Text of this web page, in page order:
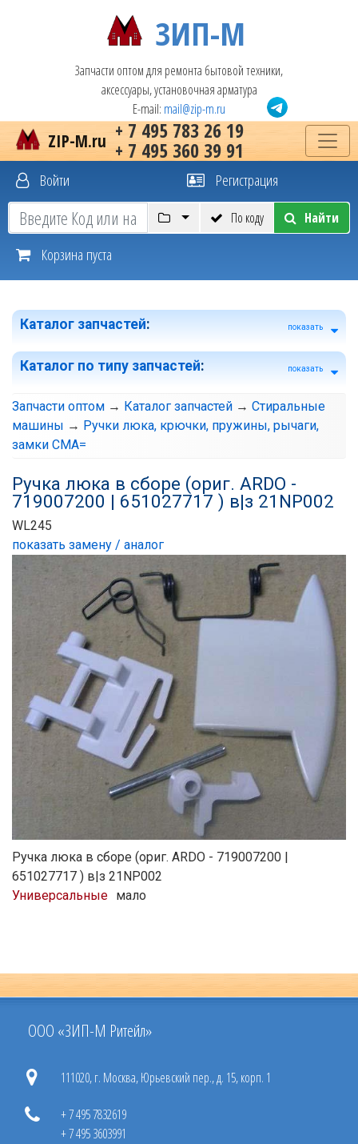
ЗИП-М
Запчасти оптом для ремонта бытовой техники,
аксессуары, установочная арматура
E-mail: mail@zip-m.ru
+ 7 495 783 26 19
+ 7 495 360 39 91
ZIP-M.ru
Войти Регистрация
По коду Найти
Корзина пуста
Каталог запчастей: показать
Каталог по типу запчастей: показать
Запчасти оптом → Каталог запчастей → Стиральные
машины → Ручки люка, крючки, пружины, рычаги,
замки СМА=
Ручка люка в сборе (ориг. ARDO -
719007200 | 651027717 ) в|з 21NP002
WL245
показать замену / аналог
Ручка люка в сборе (ориг. ARDO - 719007200 |
651027717 ) в|з 21NP002
Универсальные мало
ООО «ЗИП-М Ритейл»
111020, г. Москва, Юрьевский пер., д. 15, корп. 1
+ 7 495 7832619
+ 7 495 3603991